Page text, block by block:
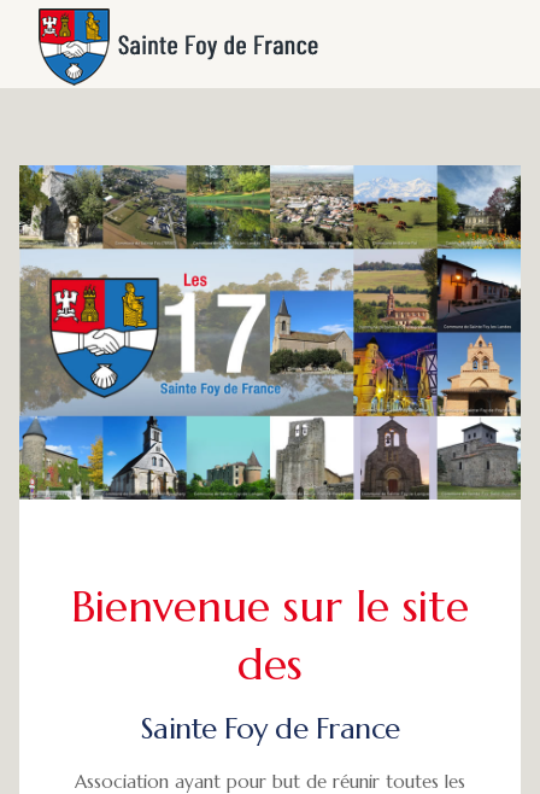
Bienvenue sur le site
des
Sainte Foy de France
Association ayant pour but de réunir toutes les